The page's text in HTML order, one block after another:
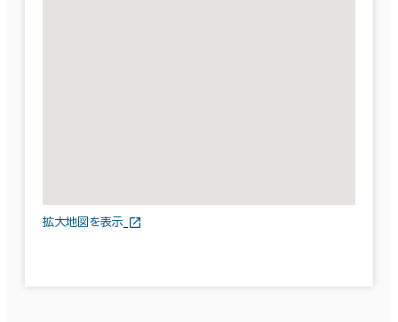
拡大地図を表示